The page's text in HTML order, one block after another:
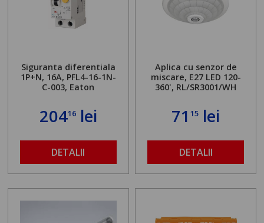
Siguranta diferentiala
1P+N, 16A, PFL4-16-1N-
C-003, Eaton
20416lei
DETALII
Aplica cu senzor de
miscare, E27 LED 120-
360', RL/SR3001/WH
7115 lei
DETALII